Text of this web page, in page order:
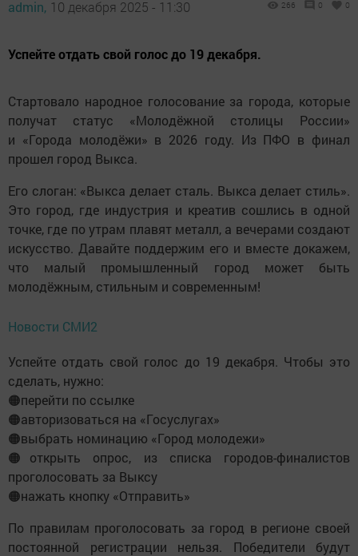
admin, 10 декабря 2025 - 11:30 266 0 0
Успейте отдать свой голос до 19 декабря.
Стартовало народное голосование за города, которые
получат статус «Молодёжной столицы России»
и «Города молодёжи» в 2026 году. Из ПФО в финал
прошел город Выкса.
Его слоган: «Выкса делает сталь. Выкса делает стиль».
Это город, где индустрия и креатив сошлись в одной
точке, где по утрам плавят металл, а вечерами создают
искусство. Давайте поддержим его и вместе докажем,
что малый промышленный город может быть
молодёжным, стильным и современным!
Новости СМИ2
Успейте отдать свой голос до 19 декабря. Чтобы это
сделать, нужно:
🟠перейти по ссылке
🟠авторизоваться на «Госуслугах»
🟠выбрать номинацию «Город молодежи»
🟠открыть опрос, из списка городов-финалистов
проголосовать за Выксу
🟠нажать кнопку «Отправить»
По правилам проголосовать за город в регионе своей
постоянной регистрации нельзя. Победители будут